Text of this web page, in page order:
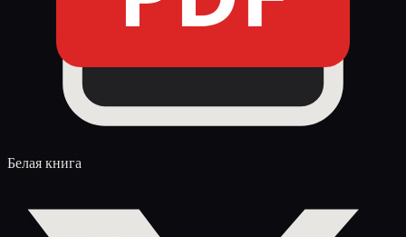
Белая книга